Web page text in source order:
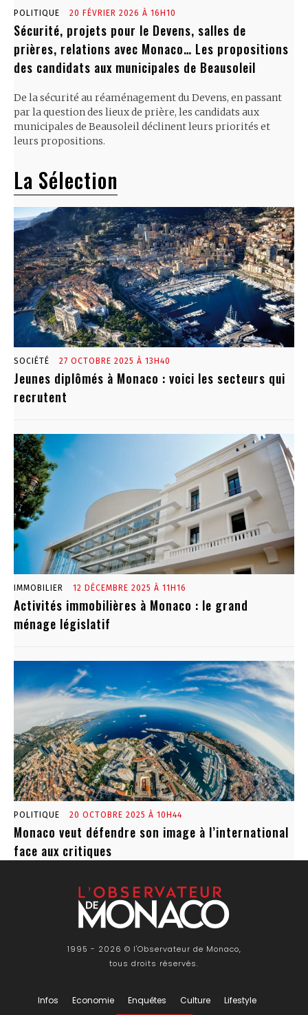
POLITIQUE 20 FÉVRIER 2026 À 16H10
Sécurité, projets pour le Devens, salles de
prières, relations avec Monaco… Les propositions
des candidats aux municipales de Beausoleil
De la sécurité au réaménagement du Devens, en passant
par la question des lieux de prière, les candidats aux
municipales de Beausoleil déclinent leurs priorités et
leurs propositions.
La Sélection
SOCIÉTÉ 27 OCTOBRE 2025 À 13H40
Jeunes diplômés à Monaco : voici les secteurs qui
recrutent
IMMOBILIER 12 DÉCEMBRE 2025 À 11H16
Activités immobilières à Monaco : le grand
ménage législatif
POLITIQUE 20 OCTOBRE 2025 À 10H44
Monaco veut défendre son image à l’international
face aux critiques
1995 - 2026 © l'Observateur de Monaco,
tous droits réservés.
Infos Economie Enquêtes Culture Lifestyle